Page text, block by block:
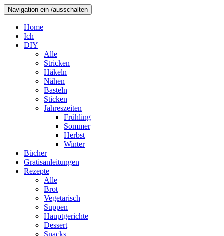
Navigation ein-/ausschalten
Home
Ich
DIY
Alle
Stricken
Häkeln
Nähen
Basteln
Sticken
Jahreszeiten
Frühling
Sommer
Herbst
Winter
Bücher
Gratisanleitungen
Rezepte
Alle
Brot
Vegetarisch
Suppen
Hauptgerichte
Dessert
Snacks